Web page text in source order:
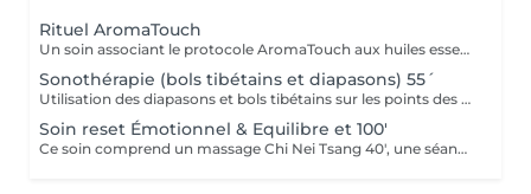
Rituel AromaTouch
Un soin associant le protocole AromaTouch aux huiles essentielles, un accompagnement personnalisé et un profond moment de détente pour favoriser l'équilibre et l'harmonie émotionnelle
Sonothérapie (bols tibétains et diapasons) 55´
Utilisation des diapasons et bols tibétains sur les points des méridiens de la médecine chinoise.
Soin reset Émotionnel & Equilibre et 100'
Ce soin comprend un massage Chi Nei Tsang 40', une séance de réflexologie plantaire de 30', suivi d'une Sonothérapie 30'.